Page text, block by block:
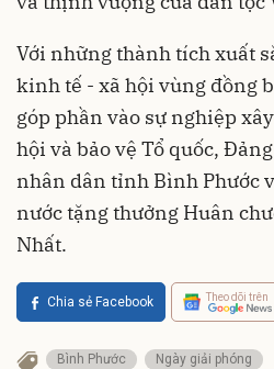
Với những thành tích xuất
kinh tế - xã hội vùng đồng
góp phần vào sự nghiệp
hội và bảo vệ Tổ quốc,
nhân dân tỉnh Bình Phước
nước tặng thưởng Huân
Nhất.
Chia sẻ Facebook Theo dõi trên
Bình Phước
Ngày giải phóng